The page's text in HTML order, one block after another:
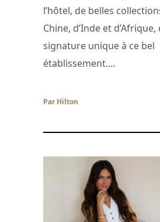
l’hôtel, de belles
Chine, d’Inde et
signature unique à ce bel
établissement....
Par Hilton